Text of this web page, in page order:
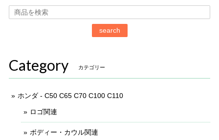
search
Category カテゴリー
ホンダ - C50 C65 C70 C100 C110
ロゴ関連
ボディー・カウル関連